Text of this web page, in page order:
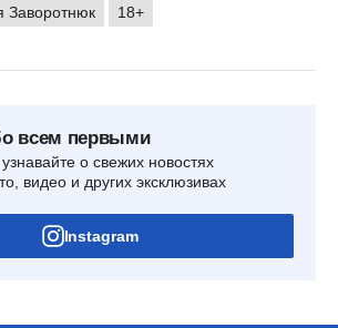
Заворотнюк 18+
всем первыми
о свежих новостях
видео и других эксклюзивах
Instagram